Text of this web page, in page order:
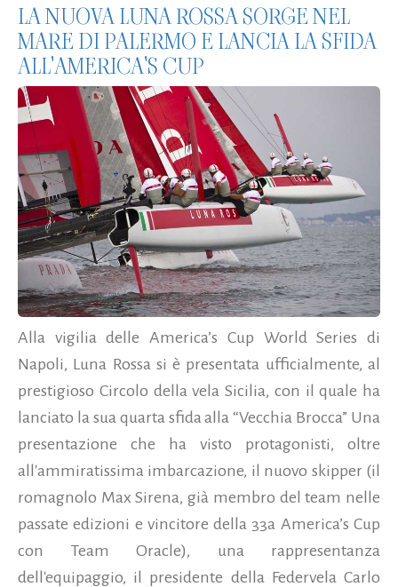
LA NUOVA LUNA ROSSA SORGE NEL
MARE DI PALERMO E LANCIA LA SFIDA
ALL'AMERICA'S CUP
Alla vigilia delle America’s Cup World Series di
Napoli, Luna Rossa si è presentata ufficialmente, al
prestigioso Circolo della vela Sicilia, con il quale ha
lanciato la sua quarta sfida alla “Vecchia Brocca” Una
presentazione che ha visto protagonisti, oltre
all'ammiratissima imbarcazione, il nuovo skipper (il
romagnolo Max Sirena, già membro del team nelle
passate edizioni e vincitore della 33a America’s Cup
con Team Oracle), una rappresentanza
dell'equipaggio, il presidente della Federvela Carlo